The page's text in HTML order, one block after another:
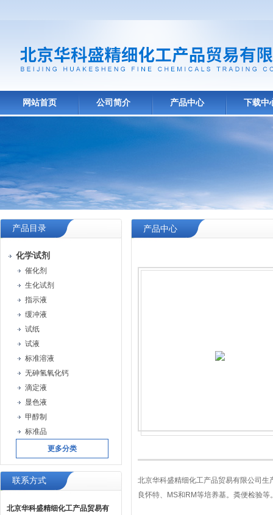
网站首页 公司简介 产品中心 下载中
产品目录
化学试剂
催化剂
生化试剂
指示液
缓冲液
试纸
试液
标准溶液
无砷氢氧化钙
滴定液
显色液
甲醇制
标准品
更多分类
联系方式
北京华科盛精细化工产品贸易有
产品中心
北京华科盛精细化工产品贸易有限公司
良怀特、MS和RM等培养基。粪便检验